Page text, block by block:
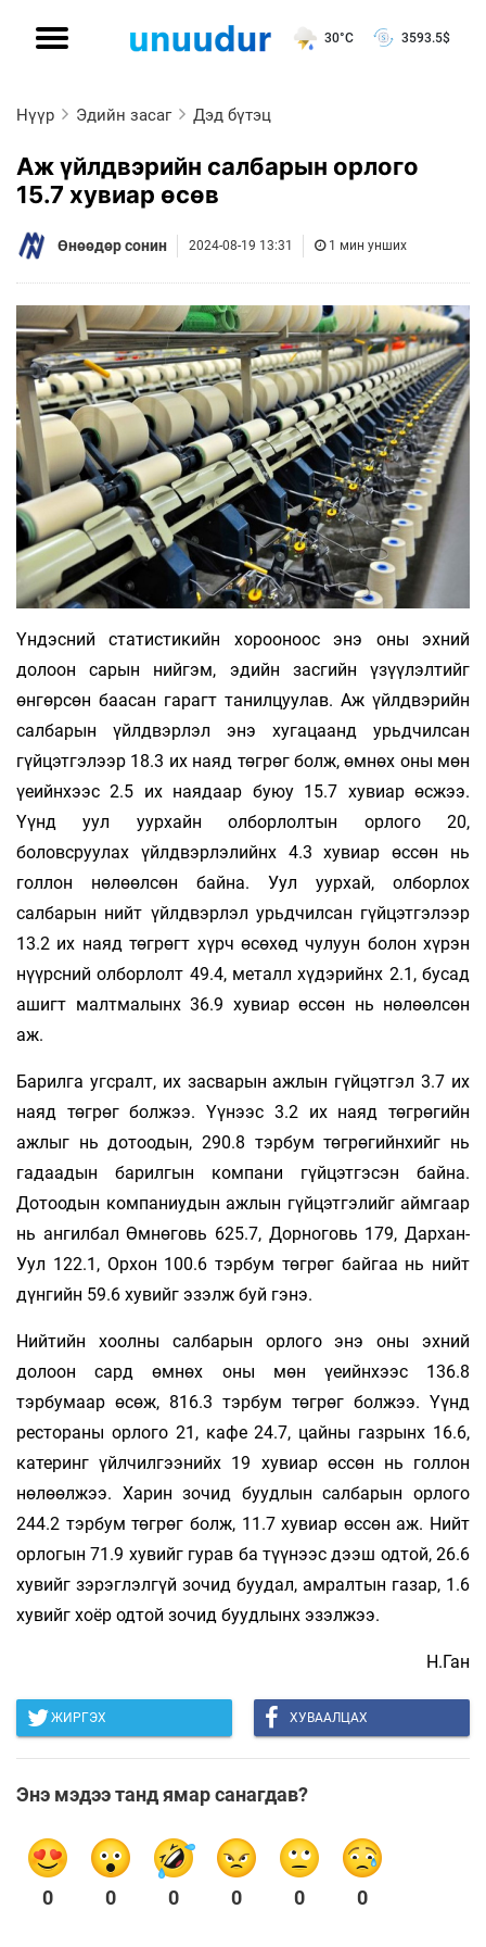
30°C 3593.5$
Нүүр Эдийн засаг Дэд бүтэц
Аж үйлдвэрийн салбарын орлого
15.7 хувиар өсөв
Өнөөдөр сонин 2024-08-19 13:31 1 мин унших
Үндэсний статистикийн хорооноос энэ оны эхний
долоон сарын нийгэм, эдийн засгийн үзүүлэлтийг
өнгөрсөн баасан гарагт танилцуулав. Аж үйлдвэрийн
салбарын үйлдвэрлэл энэ хугацаанд урьдчилсан
гүйцэтгэлээр 18.3 их наяд төгрөг болж, өмнөх оны мөн
үеийнхээс 2.5 их наядаар буюу 15.7 хувиар өсжээ.
Үүнд уул уурхайн олборлолтын орлого 20,
боловсруулах үйлдвэрлэлийнх 4.3 хувиар өссөн нь
голлон нөлөөлсөн байна. Уул уурхай, олборлох
салбарын нийт үйлдвэрлэл урьдчилсан гүйцэтгэлээр
13.2 их наяд төгрөгт хүрч өсөхөд чулуун болон хүрэн
нүүрсний олборлолт 49.4, металл хүдэрийнх 2.1, бусад
ашигт малтмалынх 36.9 хувиар өссөн нь нөлөөлсөн
аж.
Барилга угсралт, их засварын ажлын гүйцэтгэл 3.7 их
наяд төгрөг болжээ. Үүнээс 3.2 их наяд төгрөгийн
ажлыг нь дотоодын, 290.8 тэрбум төгрөгийнхийг нь
гадаадын барилгын компани гүйцэтгэсэн байна.
Дотоодын компаниудын ажлын гүйцэтгэлийг аймгаар
нь ангилбал Өмнөговь 625.7, Дорноговь 179, Дархан-
Уул 122.1, Орхон 100.6 тэрбум төгрөг байгаа нь нийт
дүнгийн 59.6 хувийг эзэлж буй гэнэ.
Нийтийн хоолны салбарын орлого энэ оны эхний
долоон сард өмнөх оны мөн үеийнхээс 136.8
тэрбумаар өсөж, 816.3 тэрбум төгрөг болжээ. Үүнд
рестораны орлого 21, кафе 24.7, цайны газрынх 16.6,
катеринг үйлчилгээнийх 19 хувиар өссөн нь голлон
нөлөөлжээ. Харин зочид буудлын салбарын орлого
244.2 тэрбум төгрөг болж, 11.7 хувиар өссөн аж. Нийт
орлогын 71.9 хувийг гурав ба түүнээс дээш одтой, 26.6
хувийг зэрэглэлгүй зочид буудал, амралтын газар, 1.6
хувийг хоёр одтой зочид буудлынх эзэлжээ.
Н.Ган
ЖИРГЭХ ХУВААЛЦАХ
Энэ мэдээ танд ямар санагдав?
0 0 0 0 0 0